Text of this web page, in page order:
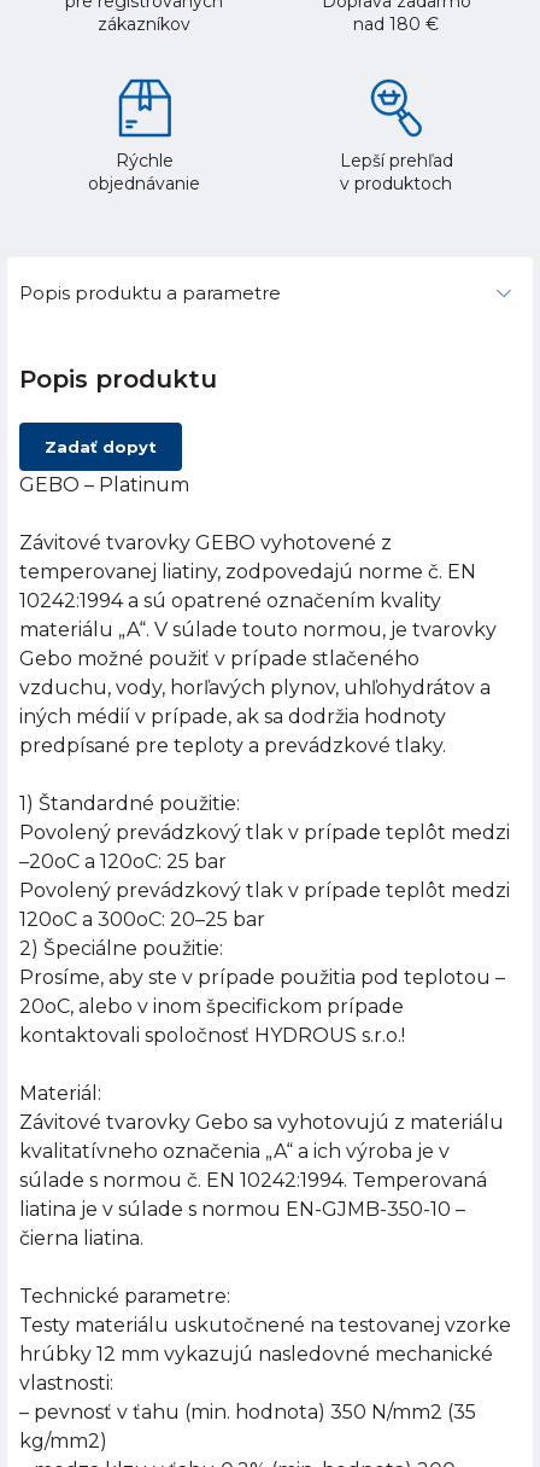
zákazníkov
nad 180 €
Rýchle
objednávanie
Lepší prehľad
v produktoch
Popis produktu a parametre
Popis produktu
Zadať dopyt
GEBO – Platinum
Závitové tvarovky GEBO vyhotovené z
temperovanej liatiny, zodpovedajú norme č. EN
10242:1994 a sú opatrené označením kvality
materiálu „A“. V súlade touto normou, je tvarovky
Gebo možné použiť v prípade stlačeného
vzduchu, vody, horľavých plynov, uhľohydrátov a
iných médií v prípade, ak sa dodržia hodnoty
predpísané pre teploty a prevádzkové tlaky.
1) Štandardné použitie:
Povolený prevádzkový tlak v prípade teplôt medzi
–20oC a 120oC: 25 bar
Povolený prevádzkový tlak v prípade teplôt medzi
120oC a 300oC: 20–25 bar
2) Špeciálne použitie:
Prosíme, aby ste v prípade použitia pod teplotou –
20oC, alebo v inom špecifickom prípade
kontaktovali spoločnosť HYDROUS s.r.o.!
Materiál:
Závitové tvarovky Gebo sa vyhotovujú z materiálu
kvalitatívneho označenia „A“ a ich výroba je v
súlade s normou č. EN 10242:1994. Temperovaná
liatina je v súlade s normou EN-GJMB-350-10 –
čierna liatina.
Technické parametre:
Testy materiálu uskutočnené na testovanej vzorke
hrúbky 12 mm vykazujú nasledovné mechanické
vlastnosti:
– pevnosť v ťahu (min. hodnota) 350 N/mm2 (35
kg/mm2)